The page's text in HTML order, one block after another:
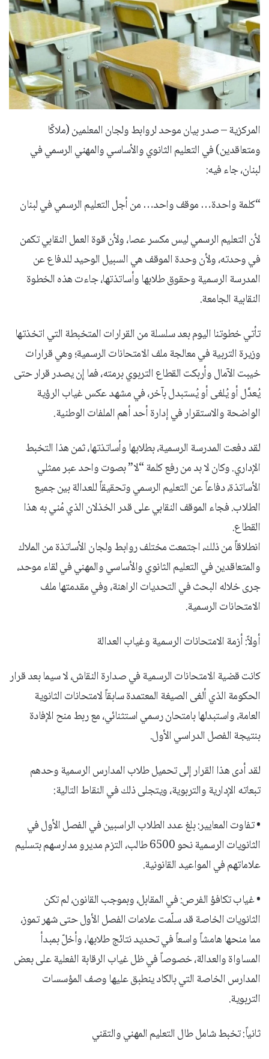
المركزية – صدر بيان موحد لروابط ولجان المعلمين (ملاكًا
ومتعاقدين) في التعليم الثانوي والأساسي والمهني الرسمي في
لبنان، جاء فيه:
“كلمة واحدة… موقف واحد… من أجل التعليم الرسمي في لبنان
لأن التعليم الرسمي ليس مكسر عصا، ولأن قوة العمل النقابي تكمن
في وحدته، ولأن وحدة الموقف هي السبيل الوحيد للدفاع عن
المدرسة الرسمية وحقوق طلابها وأساتذتها، جاءت هذه الخطوة
النقابية الجامعة.
تأتي خطوتنا اليوم بعد سلسلة من القرارات المتخبطة التي اتخذتها
وزيرة التربية في معالجة ملف الامتحانات الرسمية؛ وهي قرارات
خيبت الآمال وأربكت القطاع التربوي برمته، فما إن يصدر قرار حتى
يُعدَّل أو يُلغى أو يُستبدل بآخر، في مشهد عكس غياب الرؤية
الواضحة والاستقرار في إدارة أحد أهم الملفات الوطنية.
لقد دفعت المدرسة الرسمية، بطلابها وأساتذتها، ثمن هذا التخبط
الإداري. وكان لا بد من رفع كلمة “لا” بصوت واحد عبر ممثلي
الأساتذة، دفاعاً عن التعليم الرسمي وتحقيقاً للعدالة بين جميع
الطلاب. فجاء الموقف النقابي على قدر الخذلان الذي مُني به هذا
القطاع.
انطلاقاً من ذلك، اجتمعت مختلف روابط ولجان الأساتذة من الملاك
والمتعاقدين في التعليم الثانوي والأساسي والمهني في لقاء موحد،
جرى خلاله البحث في التحديات الراهنة، وفي مقدمتها ملف
الامتحانات الرسمية.
أولاً: أزمة الامتحانات الرسمية وغياب العدالة
كانت قضية الامتحانات الرسمية في صدارة النقاش، لا سيما بعد قرار
الحكومة الذي ألغى الصيغة المعتمدة سابقاً لامتحانات الثانوية
العامة، واستبدلها بامتحان رسمي استثنائي، مع ربط منح الإفادة
بنتيجة الفصل الدراسي الأول.
لقد أدى هذا القرار إلى تحميل طلاب المدارس الرسمية وحدهم
تبعاته الإدارية والتربوية، ويتجلى ذلك في النقاط التالية:
• تفاوت المعايير: بلغ عدد الطلاب الراسبين في الفصل الأول في
الثانويات الرسمية نحو 6500 طالب، التزم مديرو مدارسهم بتسليم
علاماتهم في المواعيد القانونية.
• غياب تكافؤ الفرص: في المقابل، وبموجب القانون، لم تكن
الثانويات الخاصة قد سلّمت علامات الفصل الأول حتى شهر تموز،
مما منحها هامشاً واسعاً في تحديد نتائج طلابها، وأخلّ بمبدأ
المساواة والعدالة، خصوصاً في ظل غياب الرقابة الفعلية على بعض
المدارس الخاصة التي بالكاد ينطبق عليها وصف المؤسسات
التربوية.
ثانياً: تخبط شامل طال التعليم المهني والتقني